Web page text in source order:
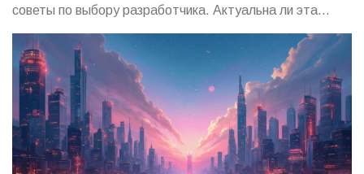
советы по выбору разработчика. Актуальна ли эта
платформа в 2025 году для проектов малого бизнеса?